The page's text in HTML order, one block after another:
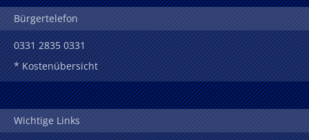
Bürgertelefon
0331 2835 0331
* Kostenübersicht
Wichtige Links